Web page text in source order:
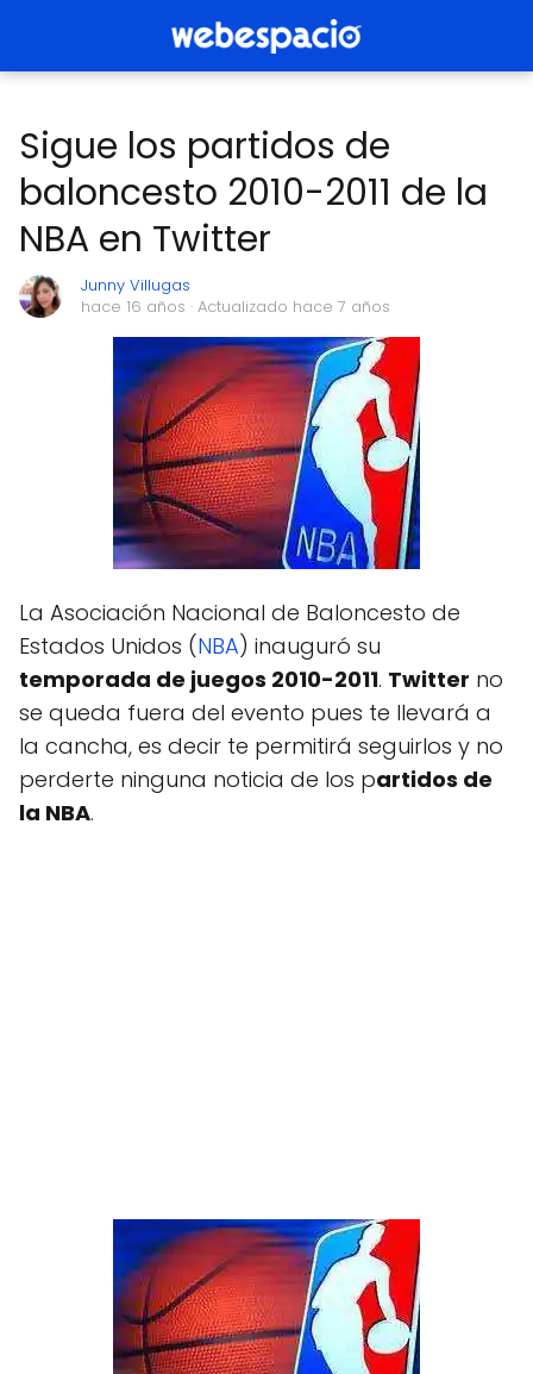
Sigue los partidos de
baloncesto 2010-2011 de la
NBA en Twitter
Junny Villugas
hace 16 años · Actualizado hace 7 años
La Asociación Nacional de Baloncesto de
Estados Unidos (NBA) inauguró su
temporada de juegos 2010-2011. Twitter no
se queda fuera del evento pues te llevará a
la cancha, es decir te permitirá seguirlos y no
perderte ninguna noticia de los partidos de
la NBA.